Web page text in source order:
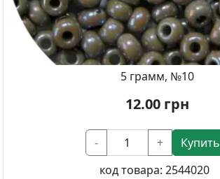
5 грамм, №10
12.00грн
- +
Купить
код товара: 2544020